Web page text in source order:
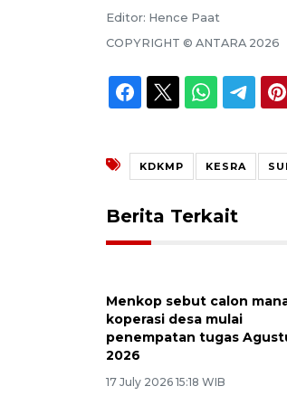
Editor: Hence Paat
COPYRIGHT © ANTARA 2026
KDKMP KESRA
Berita Terkait
Menkop sebut calon
koperasi desa mulai
penempatan tugas
2026
17 July 2026 15:18 WIB